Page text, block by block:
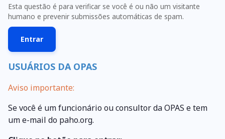
Esta questão é para verificar se você é ou não um visitante
humano e prevenir submissões automáticas de spam.
USUÁRIOS DA OPAS
Aviso importante:
Se você é um funcionário ou consultor da OPAS e tem
um e-mail do paho.org.